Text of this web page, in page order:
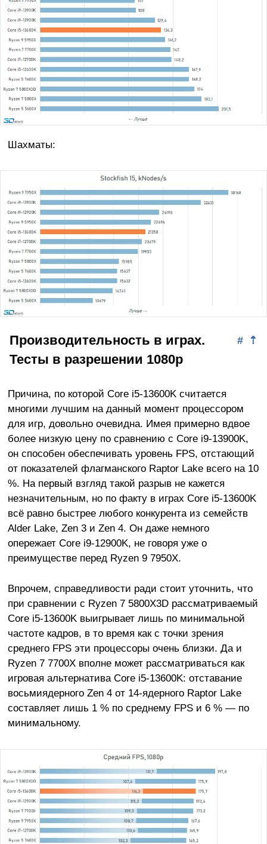
Шахматы:
⇡
#
Производительность в играх.
Тесты в разрешении 1080p
Причина, по которой Core i5-13600K считается
многими лучшим на данный момент процессором
для игр, довольно очевидна. Имея примерно вдвое
более низкую цену по сравнению с Core i9-13900K,
он способен обеспечивать уровень FPS, отстающий
от показателей флагманского Raptor Lake всего на 10
%. На первый взгляд такой разрыв не кажется
незначительным, но по факту в играх Core i5-13600K
всё равно быстрее любого конкурента из семейств
Alder Lake, Zen 3 и Zen 4. Он даже немного
опережает Core i9-12900K, не говоря уже о
преимуществе перед Ryzen 9 7950X.
Впрочем, справедливости ради стоит уточнить, что
при сравнении с Ryzen 7 5800X3D рассматриваемый
Core i5-13600K выигрывает лишь по минимальной
частоте кадров, в то время как с точки зрения
среднего FPS эти процессоры очень близки. Да и
Ryzen 7 7700X вполне может рассматриваться как
игровая альтернатива Core i5-13600K: отставание
восьмиядерного Zen 4 от 14-ядерного Raptor Lake
составляет лишь 1 % по среднему FPS и 6 % — по
минимальному.